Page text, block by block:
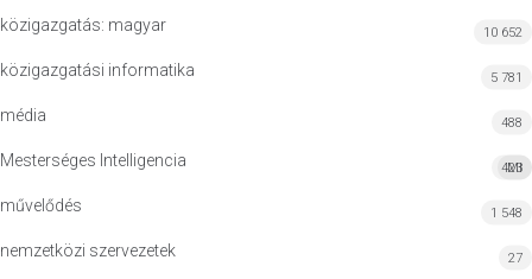
közigazgatás: magyar 10 652
közigazgatási informatika 5 781
média 488
Mesterséges Intelligencia MI
423
művelődés 1 548
nemzetközi szervezetek 27